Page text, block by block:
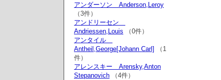
アンダーソン Anderson,Leroy
（3件）
アンドリーセン
Andriessen,Louis （0件）
アンタイル
Antheil,George[Johann Carl]
（1
件）
アレンスキー Arensky,Anton
Stepanovich （4件）